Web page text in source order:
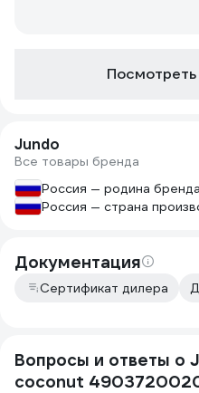
Jundo
Все товары бренда
Россия — родина бренда
Россия — страна
Документация
Сертификат дилера
Вопросы и ответы о
coconut